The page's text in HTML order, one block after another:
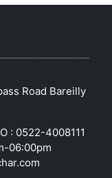
Road Bareilly
: 0522-4008111
06:00pm